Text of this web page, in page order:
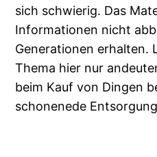
sich schwierig. Das
Informationen nicht
Generationen erhalten.
Thema hier nur
beim Kauf von Dingen
schonenede